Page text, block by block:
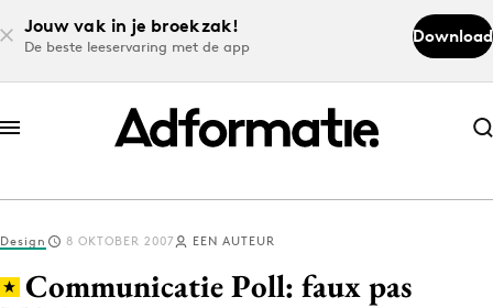
Jouw vak in je broekzak!
De beste leeservaring met de app
Download
Abonneer nu
Abonneer nu
Log in
Design 8 OKTOBER 2007 EEN AUTEUR
Communicatie Poll: faux pas